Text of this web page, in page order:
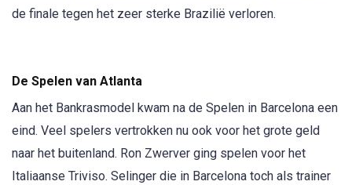
de finale tegen het zeer sterke Brazilië verloren.
De Spelen van Atlanta
Aan het Bankrasmodel kwam na de Spelen in Barcelona een
eind. Veel spelers vertrokken nu ook voor het grote geld
naar het buitenland. Ron Zwerver ging spelen voor het
Italiaanse Triviso. Selinger die in Barcelona toch als trainer